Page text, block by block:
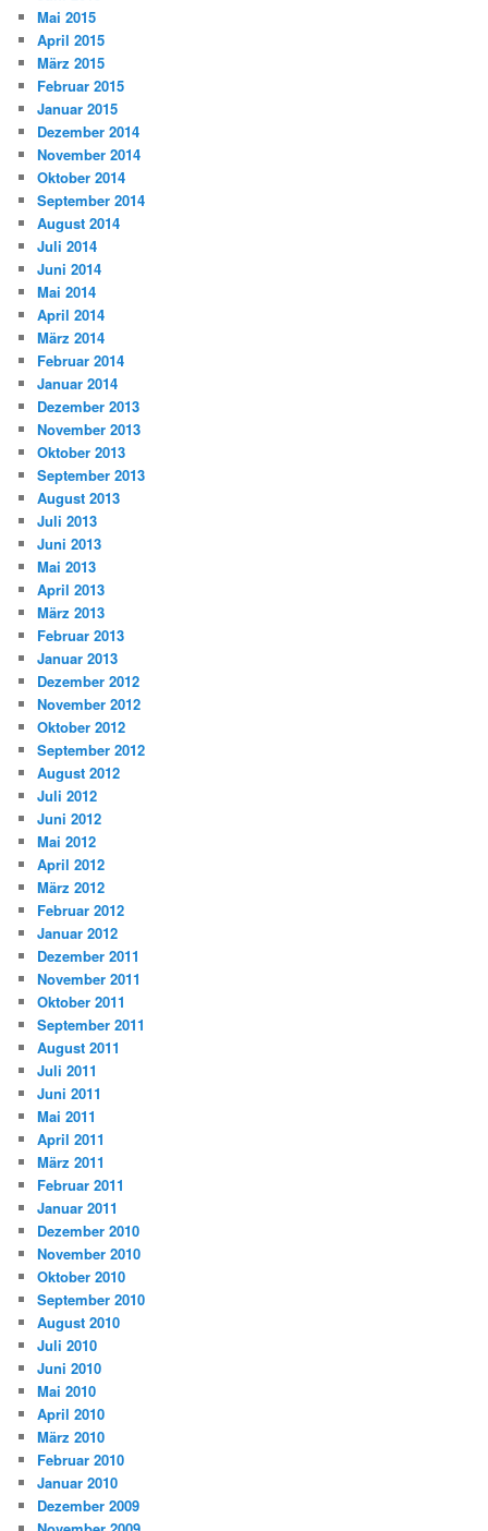
Mai 2015
April 2015
März 2015
Februar 2015
Januar 2015
Dezember 2014
November 2014
Oktober 2014
September 2014
August 2014
Juli 2014
Juni 2014
Mai 2014
April 2014
März 2014
Februar 2014
Januar 2014
Dezember 2013
November 2013
Oktober 2013
September 2013
August 2013
Juli 2013
Juni 2013
Mai 2013
April 2013
März 2013
Februar 2013
Januar 2013
Dezember 2012
November 2012
Oktober 2012
September 2012
August 2012
Juli 2012
Juni 2012
Mai 2012
April 2012
März 2012
Februar 2012
Januar 2012
Dezember 2011
November 2011
Oktober 2011
September 2011
August 2011
Juli 2011
Juni 2011
Mai 2011
April 2011
März 2011
Februar 2011
Januar 2011
Dezember 2010
November 2010
Oktober 2010
September 2010
August 2010
Juli 2010
Juni 2010
Mai 2010
April 2010
März 2010
Februar 2010
Januar 2010
Dezember 2009